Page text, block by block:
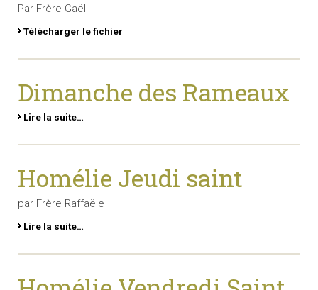
Par Frère Gaël
Télécharger le fichier
Dimanche des Rameaux
Lire la suite…
Homélie Jeudi saint
par Frère Raffaële
Lire la suite…